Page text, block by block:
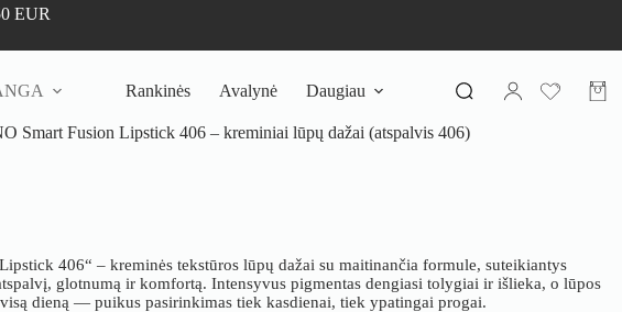
EUR
Rankinės Avalynė Daugiau
Smart Fusion Lipstick 406 – kreminiai lūpų dažai (atspalvis 406)
406“ – kreminės tekstūros lūpų dažai su maitinančia formule, suteikiantys
glotnumą ir komfortą. Intensyvus pigmentas dengiasi tolygiai ir išlieka, o lūpos
dieną — puikus pasirinkimas tiek kasdienai, tiek ypatingai progai.